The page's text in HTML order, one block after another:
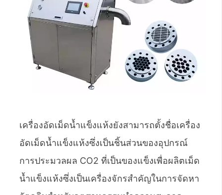
เครื่องอัดเม็ดน้ำแข็งแห้งยังสามารถตั้งชื่อเครื่อง
อัดเม็ดน้ำแข็งแห้งซึ่งเป็นชิ้นส่วนของอุปกรณ์
การประมวลผล CO2 ที่เป็นของแข็งเพื่อผลิตเม็ด
น้ำแข็งแห้งซึ่งเป็นเครื่องจักรสำคัญในการจัดหา